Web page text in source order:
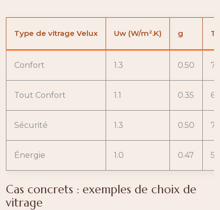
Type de vitrage Velux Uw (W/m².K) g
Confort 1.3 0.50
Tout Confort 1.1 0.35 65
Sécurité 1.3 0.50
Énergie 1.0 0.47 55
Cas concrets : exemples de choix de
vitrage